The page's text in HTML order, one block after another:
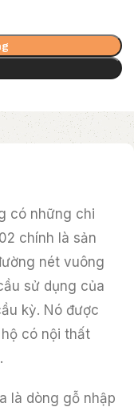
có những chi
chính là sản
nét vuông
sử dụng của
kỳ. Nó được
có nội thất
là dòng gỗ nhập